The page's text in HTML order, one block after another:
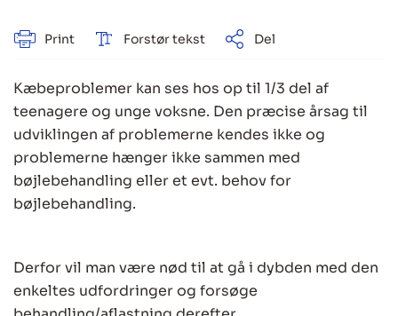
Print Forstør tekst Del
Kæbeproblemer kan ses hos op til 1/3 del af
teenagere og unge voksne. Den præcise årsag til
udviklingen af problemerne kendes ikke og
problemerne hænger ikke sammen med
bøjlebehandling eller et evt. behov for
bøjlebehandling.
Derfor vil man være nød til at gå i dybden med den
enkeltes udfordringer og forsøge